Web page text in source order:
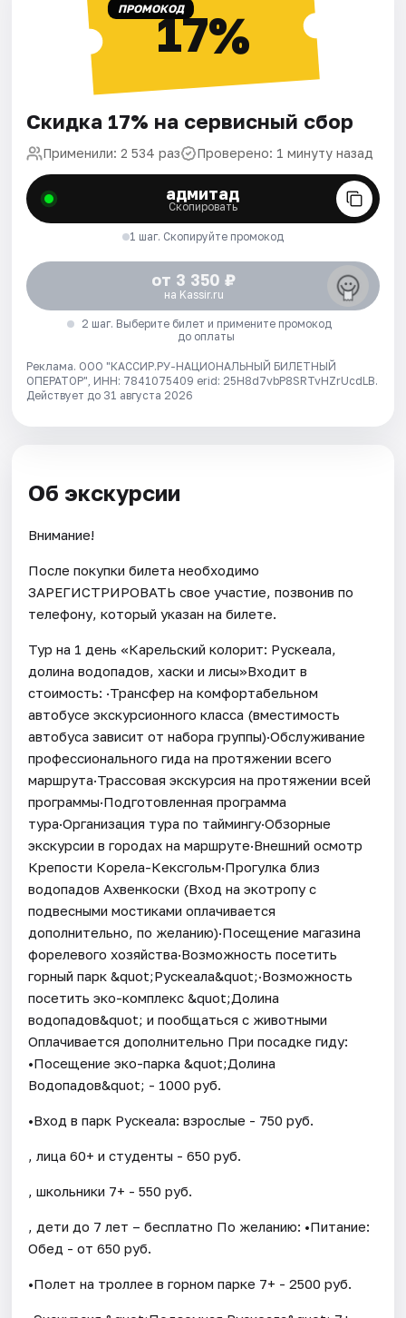
ПРОМОКОД17%
Скидка 17% на сервисный сбор
Применили: 2 534 раз Проверено: 1 минуту назад
адмитад
Скопировать
1 шаг. Скопируйте промокод
от 3 350 ₽
на Kassir.ru
2 шаг. Выберите билет и примените промокод
до оплаты
Реклама. ООО "КАССИР.РУ-НАЦИОНАЛЬНЫЙ БИЛЕТНЫЙ
ОПЕРАТОР", ИНН: 7841075409 erid: 25H8d7vbP8SRTvHZrUcdLB.
Действует до 31 августа 2026
Об экскурсии
Внимание!
После покупки билета необходимо
ЗАРЕГИСТРИРОВАТЬ свое участие, позвонив по
телефону, который указан на билете.
Тур на 1 день «Карельский колорит: Рускеала,
долина водопадов, хаски и лисы»Входит в
стоимость: ·Трансфер на комфортабельном
автобусе экскурсионного класса (вместимость
автобуса зависит от набора группы)·Обслуживание
профессионального гида на протяжении всего
маршрута·Трассовая экскурсия на протяжении всей
программы·Подготовленная программа
тура·Организация тура по таймингу·Обзорные
экскурсии в городах на маршруте·Внешний осмотр
Крепости Корела-Кексгольм·Прогулка близ
водопадов Ахвенкоски (Вход на экотропу с
подвесными мостиками оплачивается
дополнительно, по желанию)·Посещение магазина
форелевого хозяйства·Возможность посетить
горный парк &quot;Рускеала&quot;·Возможность
посетить эко-комплекс &quot;Долина
водопадов&quot; и пообщаться с животными
Оплачивается дополнительно При посадке гиду:
•Посещение эко-парка &quot;Долина
Водопадов&quot; - 1000 руб.
•Вход в парк Рускеала: взрослые - 750 руб.
, лица 60+ и студенты - 650 руб.
, школьники 7+ - 550 руб.
, дети до 7 лет – бесплатно По желанию: •Питание:
Обед - от 650 руб.
•Полет на троллее в горном парке 7+ - 2500 руб.